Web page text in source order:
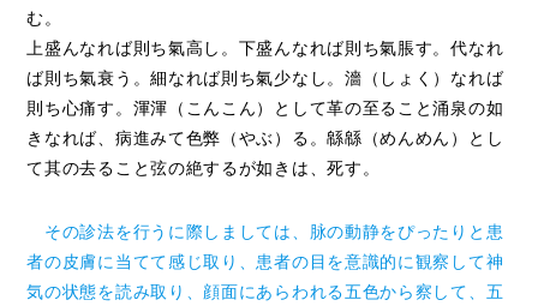
む。
上盛んなれば則ち氣高し。下盛んなれば則ち氣脹す。代なれ
ば則ち氣衰う。細なれば則ち氣少なし。濇（しょく）なれば
則ち心痛す。渾渾（こんこん）として革の至ること涌泉の如
きなれば、病進みて色弊（やぶ）る。緜緜（めんめん）とし
て其の去ること弦の絶するが如きは、死す。
その診法を行うに際しましては、脉の動静をぴったりと患
者の皮膚に当てて感じ取り、患者の目を意識的に観察して神
気の状態を読み取り、顔面にあらわれる五色から察して、五